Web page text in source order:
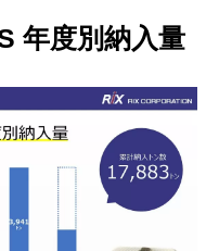
年度別納入量